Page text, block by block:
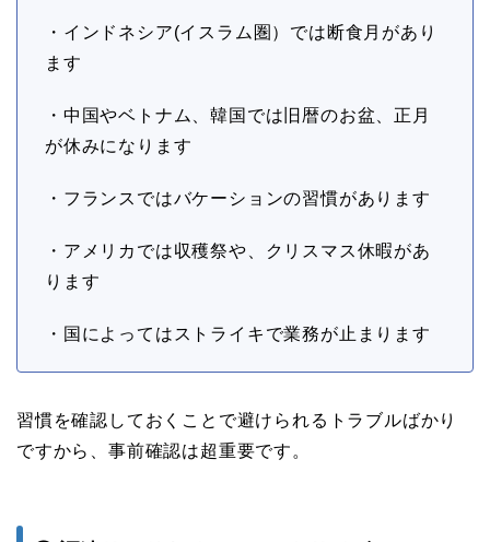
・インドネシア(イスラム圏）では断食月があり
ます
・中国やベトナム、韓国では旧暦のお盆、正月
が休みになります
・フランスではバケーションの習慣があります
・アメリカでは収穫祭や、クリスマス休暇があ
ります
・国によってはストライキで業務が止まります
習慣を確認しておくことで避けられるトラブルばかり
ですから、事前確認は超重要です。